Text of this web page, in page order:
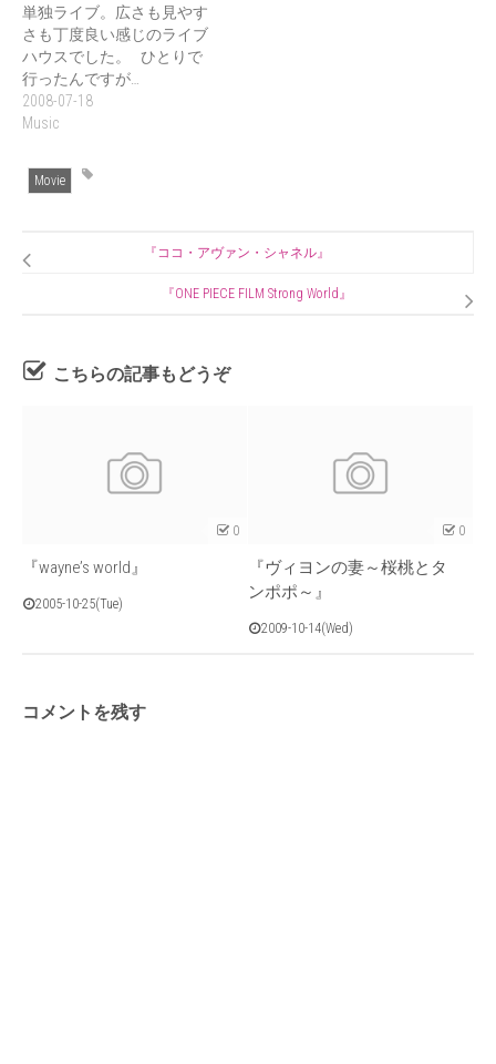
単独ライブ。広さも見やす
さも丁度良い感じのライブ
ハウスでした。 ひとりで
行ったんですが…
2008-07-18
Music
Movie
『ココ・アヴァン・シャネル』
『ONE PIECE FILM Strong World』
こちらの記事もどうぞ
0
『wayne’s world』
2005-10-25(Tue)
0
『ヴィヨンの妻～桜桃とタ
ンポポ～』
2009-10-14(Wed)
コメントを残す